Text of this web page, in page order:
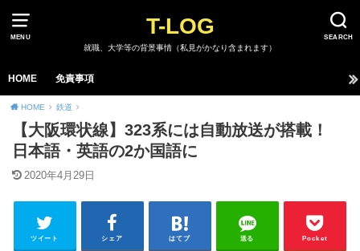
MENU SEARCH
T-LOG
就職、大学等の背景事情（私見がかなり含まれます）
HOME 免責事項
HOME 鉄道
【大阪環状線】323系には自動放送が搭載！
日本語・英語の2か国語に
2020年4月29日
ツイート シェア はてブ 送る Pocket